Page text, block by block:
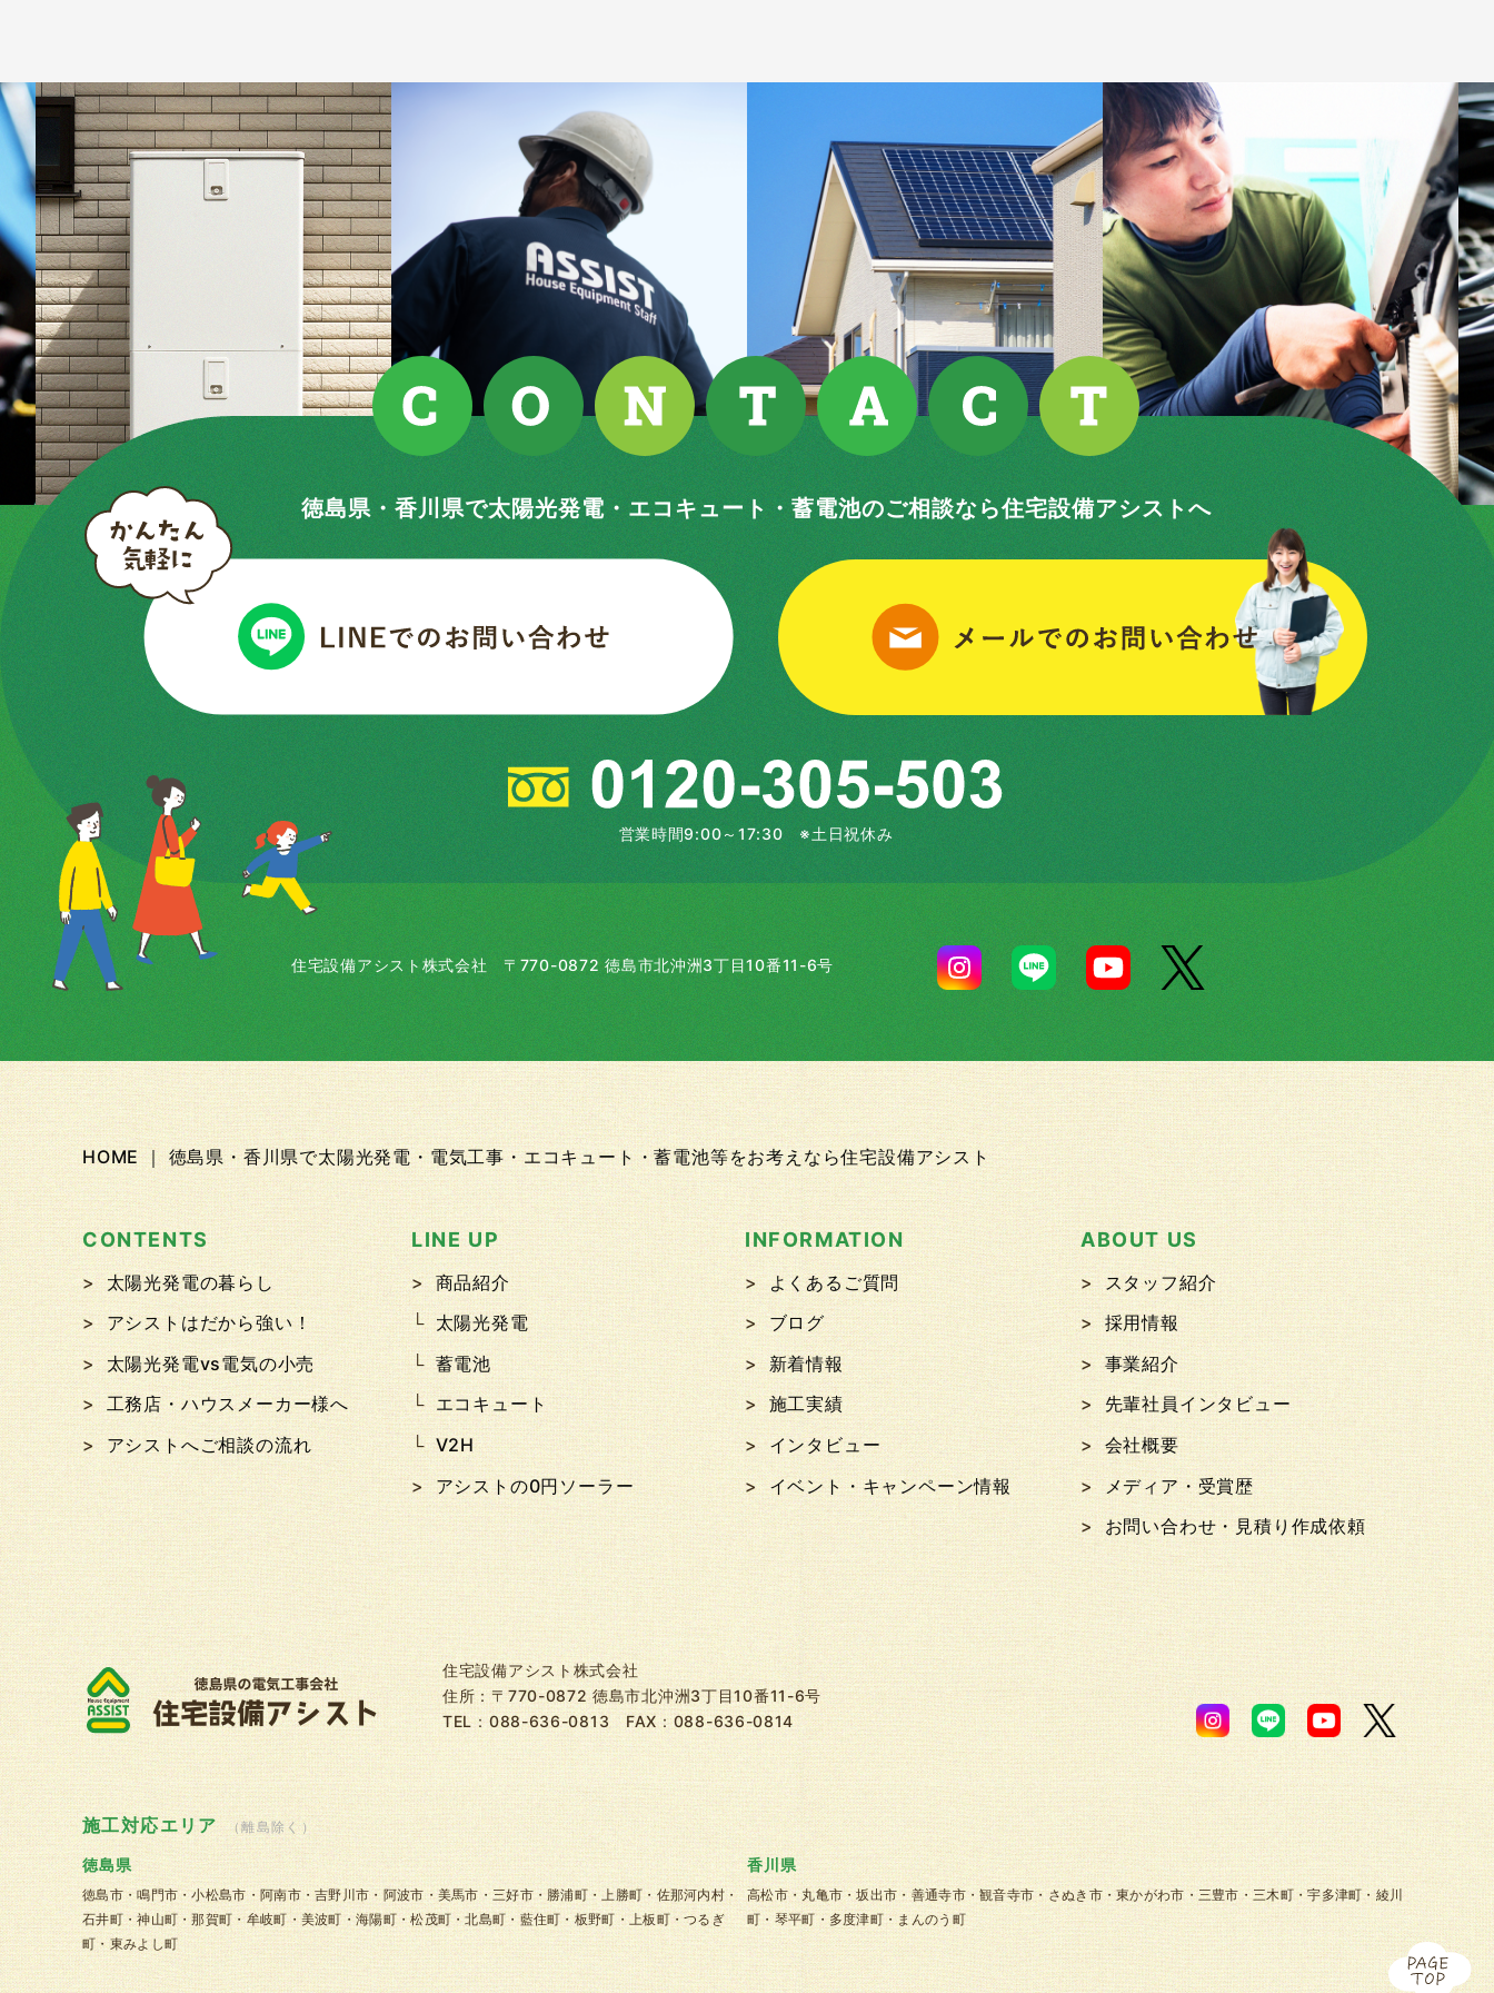
徳島県・香川県で太陽光発電・エコキュート・蓄電池のご相談なら住宅設備アシストへ
営業時間9:00～17:30 ※土日祝休み
住宅設備アシスト株式会社 〒770-0872 徳島市北沖洲3丁目10番11-6号
HOME ｜ 徳島県・香川県で太陽光発電・電気工事・エコキュート・蓄電池等をお考えなら住宅設備アシスト
CONTENTS
太陽光発電の暮らし
アシストはだから強い！
太陽光発電vs電気の小売
工務店・ハウスメーカー様へ
アシストへご相談の流れ
LINE UP
商品紹介
太陽光発電
蓄電池
エコキュート
V2H
アシストの0円ソーラー
INFORMATION
よくあるご質問
ブログ
新着情報
施工実績
インタビュー
イベント・キャンペーン情報
ABOUT US
スタッフ紹介
採用情報
事業紹介
先輩社員インタビュー
会社概要
メディア・受賞歴
お問い合わせ・見積り作成依頼
住宅設備アシスト株式会社
住所：〒770-0872 徳島市北沖洲3丁目10番11-6号
TEL：088-636-0813 FAX：088-636-0814
施工対応エリア （離島除く）
徳島県
徳島市・鳴門市・小松島市・阿南市・吉野川市・阿波市・美馬市・三好市・勝浦町・上勝町・佐那河内村・
石井町・神山町・那賀町・牟岐町・美波町・海陽町・松茂町・北島町・藍住町・板野町・上板町・つるぎ
町・東みよし町
香川県
高松市・丸亀市・坂出市・善通寺市・観音寺市・さぬき市・東かがわ市・三豊市・三木町・宇多津町・綾川
町・琴平町・多度津町・まんのう町